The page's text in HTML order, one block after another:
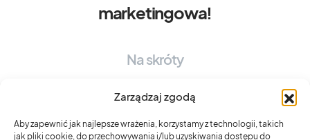
Zarządzaj zgodą
Aby zapewnić jak najlepsze wrażenia, korzystamy z technologii, takich
jak pliki cookie, do przechowywania i/lub uzyskiwania dostępu do
marketingowa!
Na skróty
OFERTA WUNDERTEAM
BRAND EXPERIENCE STRATEGY